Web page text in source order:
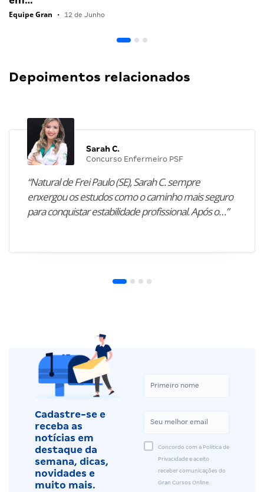
Equipe Gran • 12 de Junho
Depoimentos relacionados
Sarah C.
Concurso Enfermeiro PSF
“Natural de Frei Paulo (SE), Sarah C. sempre
enxergou os estudos como o caminho mais seguro
para conquistar estabilidade profissional. Após o…”
Cadastre-se e
receba as
notícias em
destaque da
semana, dicas,
novidades e
muito mais.
Concordo com a Política de
Privacidade e aceito
receber comunicações do
Gran Cursos Online.